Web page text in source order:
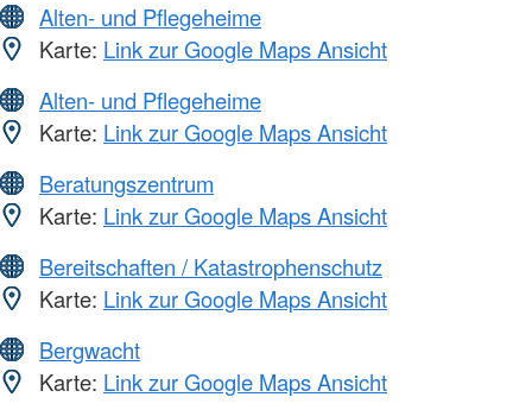
Alten- und Pflegeheime
Karte: Link zur Google Maps Ansicht
Alten- und Pflegeheime
Karte: Link zur Google Maps Ansicht
Beratungszentrum
Karte: Link zur Google Maps Ansicht
Bereitschaften / Katastrophenschutz
Karte: Link zur Google Maps Ansicht
Bergwacht
Karte: Link zur Google Maps Ansicht